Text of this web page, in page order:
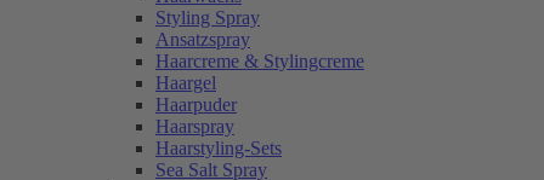
Styling Spray
Ansatzspray
Haarcreme & Stylingcreme
Haargel
Haarpuder
Haarspray
Haarstyling-Sets
Sea Salt Spray